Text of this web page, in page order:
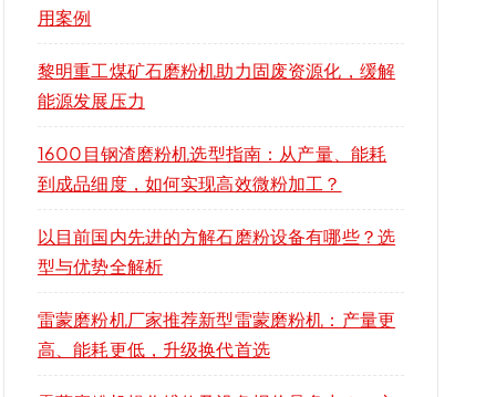
用案例
黎明重工煤矿石磨粉机助力固废资源化，缓解
能源发展压力
1600目钢渣磨粉机选型指南：从产量、能耗
到成品细度，如何实现高效微粉加工？
以目前国内先进的方解石磨粉设备有哪些？选
型与优势全解析
雷蒙磨粉机厂家推荐新型雷蒙磨粉机：产量更
高、能耗更低，升级换代首选